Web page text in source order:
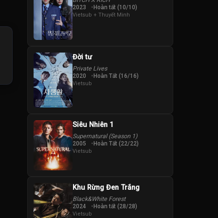
2023 Hoàn tất (10/10)
Vietsub + Thuyết Minh
Đời tư
Private Lives
2020 Hoàn Tất (16/16)
Vietsub
Siêu Nhiên 1
Supernatural (Season 1)
2005 Hoàn Tất (22/22)
Vietsub
Khu Rừng Đen Trắng
Black&White Forest
2024 Hoàn tất (28/28)
Vietsub